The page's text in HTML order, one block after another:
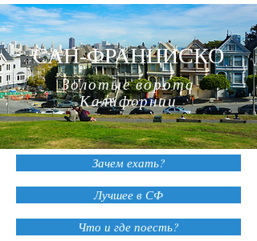
САН-ФРАНЦИСКО
Золотые ворота
Калифорнии
Зачем ехать?
Лучшее в СФ
Что и где поесть?